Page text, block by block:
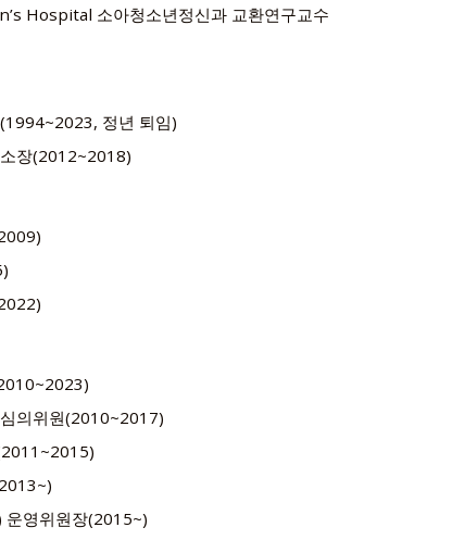
Hospital 소아청소년정신과 교환연구교수
정년 퇴임)
장(2012~2018)
의위원(2010~2017)
운영위원장(2015~)